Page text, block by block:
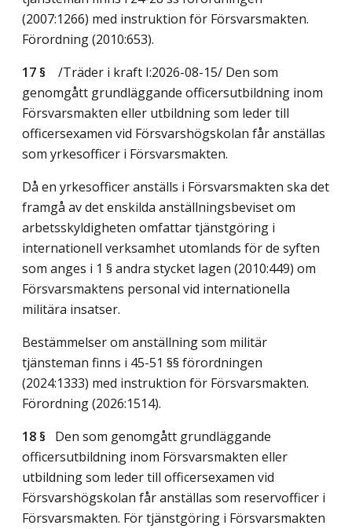
(2007:1266) med instruktion för Försvarsmakten.
Förordning (2010:653).
17 §
/Träder i kraft I:2026-08-15/ Den som
genomgått grundläggande officersutbildning inom
Försvarsmakten eller utbildning som leder till
officersexamen vid Försvarshögskolan får anställas
som yrkesofficer i Försvarsmakten.
Då en yrkesofficer anställs i Försvarsmakten ska det
framgå av det enskilda anställningsbeviset om
arbetsskyldigheten omfattar tjänstgöring i
internationell verksamhet utomlands för de syften
som anges i 1 § andra stycket lagen (2010:449) om
Försvarsmaktens personal vid internationella
militära insatser.
Bestämmelser om anställning som militär
tjänsteman finns i 45-51 §§ förordningen
(2024:1333) med instruktion för Försvarsmakten.
Förordning (2026:1514).
18 § Den som genomgått grundläggande
officersutbildning inom Försvarsmakten eller
utbildning som leder till officersexamen vid
Försvarshögskolan får anställas som reservofficer i
Försvarsmakten. För tjänstgöring i Försvarsmakten